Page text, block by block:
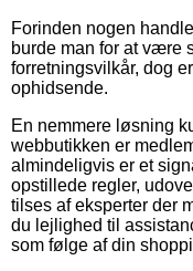
Forinden nogen
burde man for at være
forretningsvilkår, dog
ophidsende.
En nemmere løsning
webbutikken er
almindeligvis er et
opstillede regler,
tilses af eksperter der
du lejlighed til
som følge af din